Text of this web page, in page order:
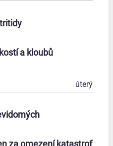
a kloubů
úterý